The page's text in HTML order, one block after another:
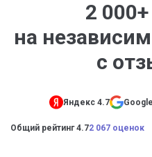
2
на
с
Яндекс 4.7
Общий рейтинг 4.72 067 оценок